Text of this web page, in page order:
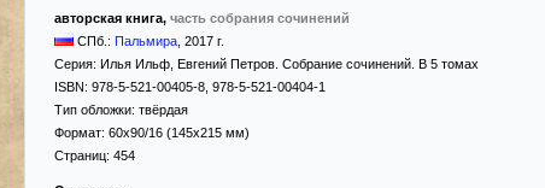
авторская книга, часть собрания сочинений
СПб.: Пальмира 2017 г.
Серия: Илья Ильф, Евгений Петров. Собрание сочинений. В 5 томах
ISBN: 978-5-521-00405-8, 978-5-521-00404-1
Тип обложки: твёрдая
Формат: 60x90/16 (145x215 мм)
Страниц: 454